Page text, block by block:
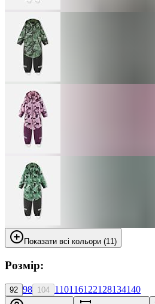
Показати всі кольори (11)
Розмір:
92 98 104 110116122128134140